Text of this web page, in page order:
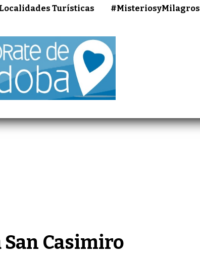
Localidades Turísticas #MisteriosyMilagros
San Casimiro